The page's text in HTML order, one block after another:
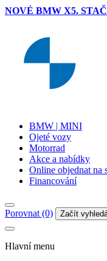
NOVÉ BMW X5.
BMW | MINI
Ojeté vozy
Motorrad
Akce a nabídky
Online objednat na
Financování
Porovnat (0) Začít
Hlavní menu